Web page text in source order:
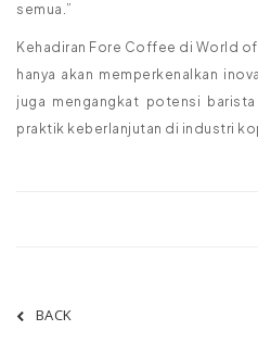
semua.”
Kehadiran Fore Coffee di World
hanya akan memperkenalkan
juga mengangkat potensi
praktik keberlanjutan di industri
BACK